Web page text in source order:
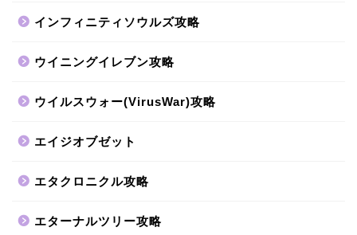
インフィニティソウルズ攻略
ウイニングイレブン攻略
ウイルスウォー(VirusWar)攻略
エイジオブゼット
エタクロニクル攻略
エターナルツリー攻略